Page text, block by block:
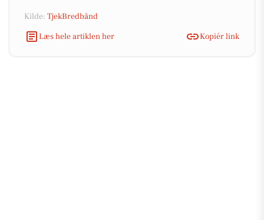
Kilde: TjekBredbånd
Læs hele artiklen her
Kopiér link